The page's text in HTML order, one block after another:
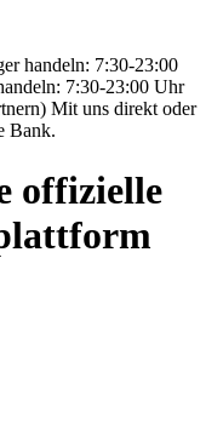
handeln: 7:30-23:00
7:30-23:00 Uhr
Mit uns direkt oder
Bank.
offizielle